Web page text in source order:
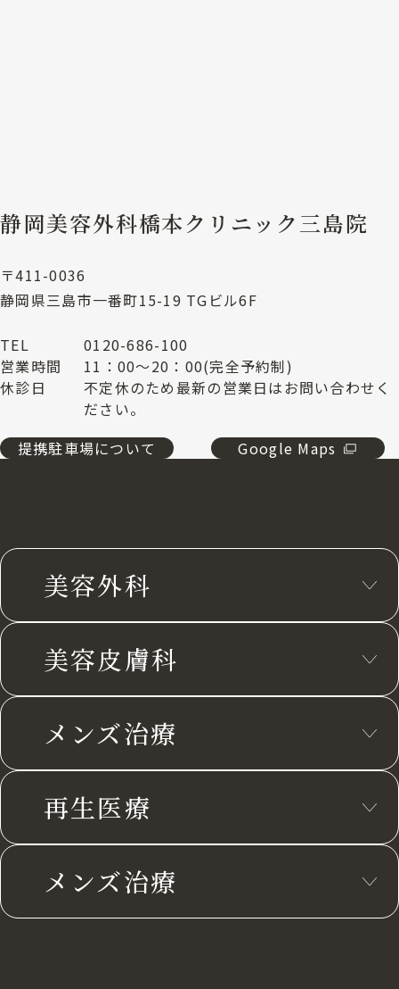
静岡美容外科橋本クリニック三島院
〒411-0036
静岡県三島市一番町15-19 TGビル6F
TEL
0120-686-100
営業時間
11：00～20：00(完全予約制)
休診日
不定休のため最新の営業日はお問い合わせく
ださい。
提携駐車場について
Google Maps
美容外科
美容皮膚科
メンズ治療
再生医療
メンズ治療